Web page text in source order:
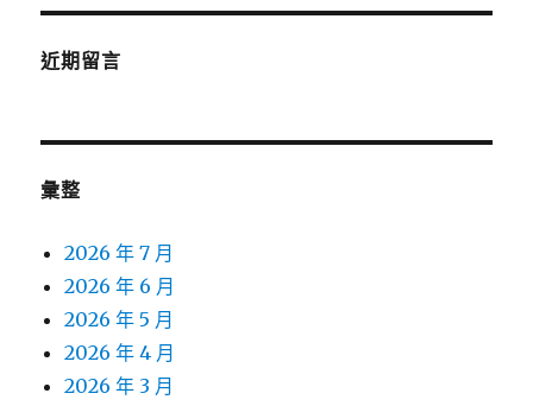
近期留言
彙整
2026 年 7 月
2026 年 6 月
2026 年 5 月
2026 年 4 月
2026 年 3 月